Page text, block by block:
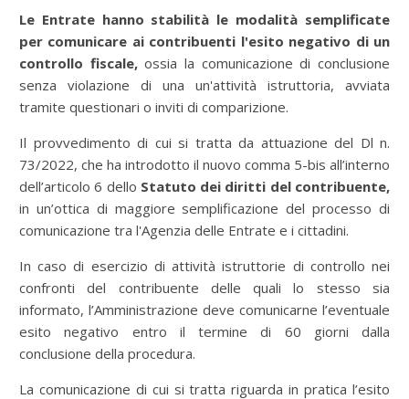
Le Entrate hanno stabilità le modalità semplificate
per comunicare ai contribuenti l'esito negativo di un
controllo fiscale,ossia la comunicazione di conclusione
senza violazione di una un'attività istruttoria, avviata
tramite questionari o inviti di comparizione.
Il provvedimento di cui si tratta da attuazione del Dl n.
73/2022, che ha introdotto il nuovo comma 5-bis all’interno
dell’articolo 6 dello Statuto dei diritti del contribuente,
in un’ottica di maggiore semplificazione del processo di
comunicazione tra l'Agenzia delle Entrate e i cittadini.
In caso di esercizio di attività istruttorie di controllo nei
confronti del contribuente delle quali lo stesso sia
informato, l’Amministrazione deve comunicarne l’eventuale
esito negativo entro il termine di 60 giorni dalla
conclusione della procedura.
La comunicazione di cui si tratta riguarda in pratica l’esito